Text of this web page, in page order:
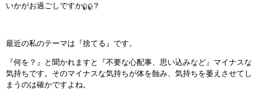
いかがお過ごしですか
？
最近の私のテーマは『捨てる』です。
『何を？』と聞かれますと『不要な心配事、思い込みなど』マイナスな
気持ちです。そのマイナスな気持ちが体を蝕み、気持ちを萎えさせてし
まうのは確かですよね。
お客様の声